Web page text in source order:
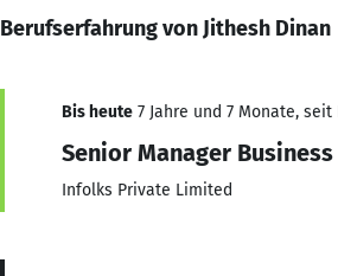
Berufserfahrung von Jithesh Dinan
Bis heute 7 Jahre und 7 Monate, seit
Senior Manager
Infolks Private Limited